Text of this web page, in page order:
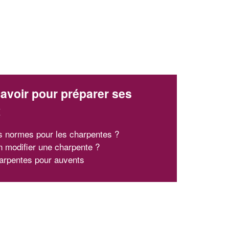
pour préparer ses
normes pour les charpentes ?
modifier une charpente ?
pour auvents